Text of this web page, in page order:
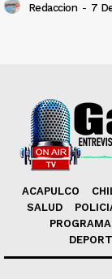
Redaccion - 7
ACAPULCO
SALUD